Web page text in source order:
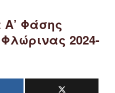
Φάσης
2024-